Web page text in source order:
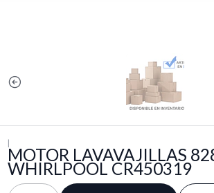
|
MOTOR LAVAVAJILLAS
WHIRLPOOL CR450319